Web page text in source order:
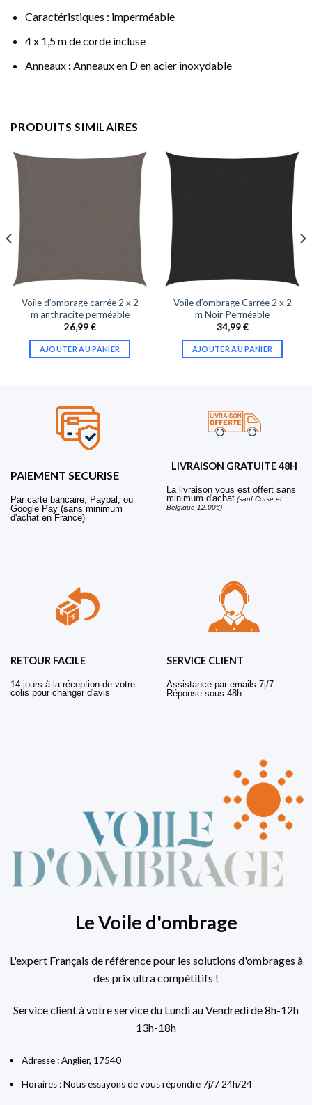
Caractéristiques : imperméable
4 x 1,5 m de corde incluse
Anneaux: Anneaux en D en acier inoxydable
PRODUITS SIMILAIRES
Voile d’ombrage carrée 2 x 2
m anthracite perméable
26,99€
AJOUTER AU PANIER
Voile d’ombrage Carrée 2 x 2
m Noir Perméable
34,99€
AJOUTER AU PANIER
PAIEMENT SECURISE
Par carte bancaire, Paypal, ou
Google Pay (sans minimum
d'achat en France)
LIVRAISON GRATUITE 48H
La livraison vous est offert sans
minimum d'achat (sauf Corse et
Belgique 12,00€)
RETOUR FACILE
14 jours à la réception de votre
colis pour changer d'avis
SERVICE CLIENT
Assistance par emails 7j/7
Réponse sous 48h
Le Voile d'ombrage
L'expert Français de référence pour les solutions d'ombrages à
des prix ultra compétitifs !
Service client à votre service du Lundi au Vendredi de 8h-12h
13h-18h
Adresse : Anglier, 17540
Horaires : Nous essayons de vous répondre 7j/7 24h/24